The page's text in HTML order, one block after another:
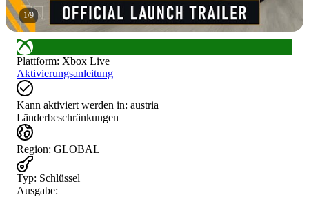
1/9
Plattform: Xbox Live
Aktivierungsanleitung
Kann aktiviert werden in: austria
Länderbeschränkungen
Region: GLOBAL
Typ: Schlüssel
Ausgabe: